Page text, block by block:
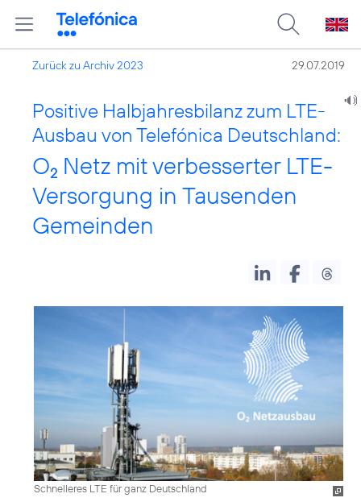
Zurück zu Archiv 2023 29.07.2019
Positive Halbjahresbilanz zum LTE-
Ausbau von Telefónica Deutschland:
O2 Netz mit verbesserter LTE-
Versorgung in Tausenden
Gemeinden
Schnelleres LTE für ganz Deutschland